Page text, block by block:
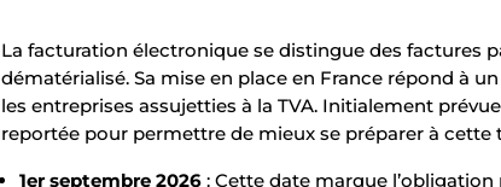
La facturation électronique se distingue des factures
dématérialisé. Sa mise en place en France répond à
les entreprises assujetties à la TVA. Initialement
reportée pour permettre de mieux se préparer à cette
1er septembre 2026 : Cette date marque